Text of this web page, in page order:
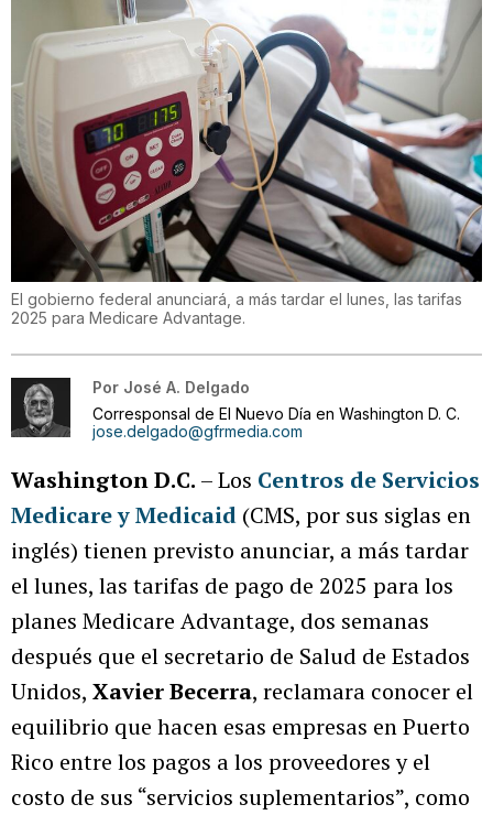
El gobierno federal anunciará, a más tardar el lunes, las tarifas
2025 para Medicare Advantage.
Por José A. Delgado
Corresponsal de El Nuevo Día en Washington D. C.
jose.delgado@gfrmedia.com
Washington D.C. – Los Centros de Servicios
Medicare y Medicaid (CMS, por sus siglas en
inglés) tienen previsto anunciar, a más tardar
el lunes, las tarifas de pago de 2025 para los
planes Medicare Advantage, dos semanas
después que el secretario de Salud de Estados
Unidos, Xavier Becerra, reclamara conocer el
equilibrio que hacen esas empresas en Puerto
Rico entre los pagos a los proveedores y el
costo de sus “servicios suplementarios”, como